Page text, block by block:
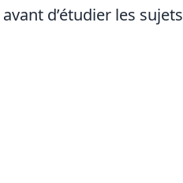
d’étudier les sujets